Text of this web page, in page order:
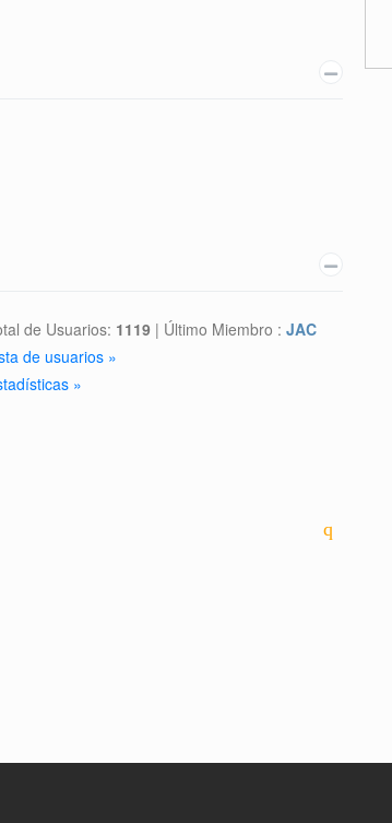
de Usuarios: 1119 | Último Miembro : JAC
de usuarios »
»